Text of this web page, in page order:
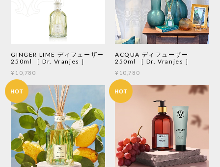
GINGER LIME ディフューザー
250ml ［ Dr. Vranjes ］
¥10,780
ACQUA ディフューザー
250ml ［ Dr. Vranjes ］
¥10,780